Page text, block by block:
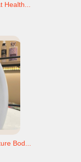
Health...
Bod...